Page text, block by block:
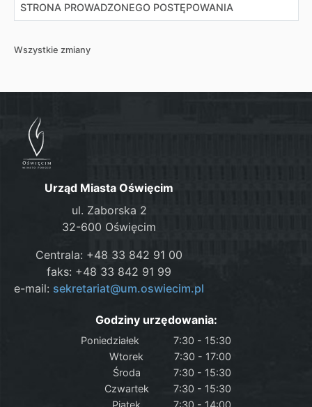
STRONA PROWADZONEGO POSTĘPOWANIA
Wszystkie zmiany
Urząd Miasta Oświęcim
ul. Zaborska 2
32-600 Oświęcim
Centrala: +48 33 842 91 00
faks: +48 33 842 91 99
e-mail: sekretariat@um.oswiecim.pl
Godziny urzędowania:
Poniedziałek
7:30 - 15:30
Wtorek
7:30 - 17:00
Środa
7:30 - 15:30
Czwartek
7:30 - 15:30
Piątek
7:30 - 14:00